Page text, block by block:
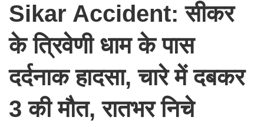
Sikar Accident: सीकर
के त्रिवेणी धाम के पास
दर्दनाक हादसा, चारे में दबकर
3 की मौत, रातभर निचे